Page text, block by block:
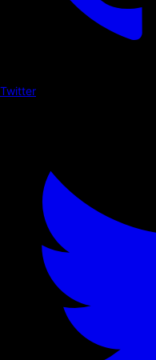
Twitter